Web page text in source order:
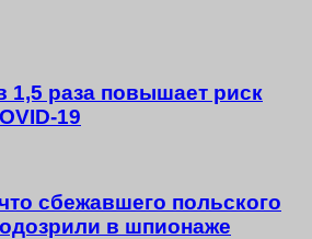
1,5 раза повышает риск
19
сбежавшего польского
в шпионаже